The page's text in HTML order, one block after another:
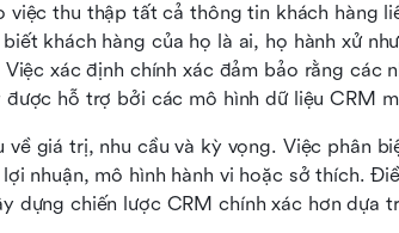
việc thu thập tất cả thông tin khách hàng
khách hàng của họ là ai, họ hành xử
xác định chính xác đảm bảo rằng các
hỗ trợ bởi các mô hình dữ liệu CRM
về giá trị, nhu cầu và kỳ vọng. Việc phân
nhuận, mô hình hành vi hoặc sở thích.
dựng chiến lược CRM chính xác hơn dựa